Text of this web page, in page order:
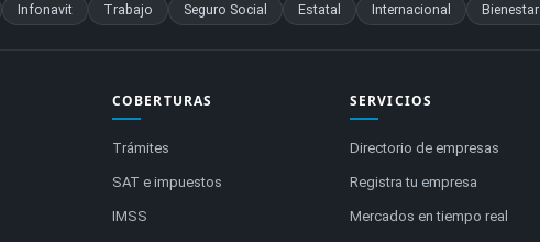
Infonavit Trabajo Seguro Social Estatal Internacional Bienestar
COBERTURAS
Trámites
SAT e impuestos
IMSS
SERVICIOS
Directorio de empresas
Registra tu empresa
Mercados en tiempo real